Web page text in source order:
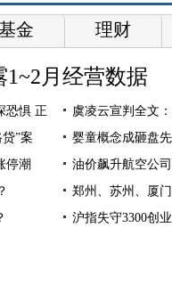
金 理财
月经营数据
恐惧 正
虞凌云宣判全文
”案
婴童概念成砸盘
停潮
油价飙升航空公
郑州、苏州、厦
沪指失守3300创